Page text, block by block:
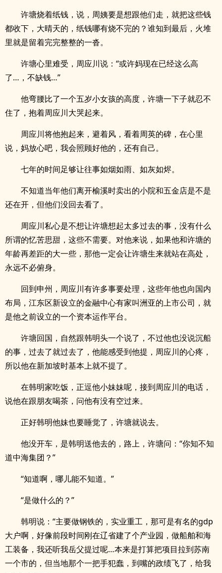
许塘烧着纸钱，说，周姨要是想跟他们走，就把这些钱
都收下，大晴天的，纸钱哪有烧不完的？谁知到最后，火堆
里就是留着完完整整的一沓。
许塘心里难受，周应川说：“或许妈现在已经这么高
了…，不缺钱…”
他弯腰比了一个五岁小女孩的高度，许塘一下子就忍不
住了，抱着周应川大哭起来。
周应川将他抱起来，避着风，看着周英的碑，在心里
说，妈放心吧，我会照顾好他的，还有自己。
七年的时间足够让往事如烟如雨、如灰如烬。
不知道当年他们离开榆溪时卖出的小院和五金店是不是
还在开，但他们没回去看了。
周应川私心是不想让许塘想起太多过去的事，没有什么
所谓的忆苦思甜，这些不需要。对他来说，如果他和许塘的
年龄再差距的大一些，那他一定会让许塘生来就站在高处，
永远不必俯身。
回到申州，周应川有许多事要处理，这些年他也向国内
布局，江东区新设立的金融中心有家叫洲亚的上市公司，就
是他之前设立的一个资本运作平台。
许塘回国，自然跟韩明头一个说了，不过他也没说沉船
的事，过去了就过去了，他能感受到他提，周应川的心疼，
所以他在新加坡时基本上就不提了。
在韩明家吃饭，正逗他小妹妹呢，接到周应川的电话，
说他在跟朋友喝茶，问他有没有空过来。
正好韩明他妹也要睡觉了，许塘就说去。
他没开车，是韩明送他去的，路上，许塘问：“你知不知
道中海集团？”
“知道啊，哪儿能不知道。”
“是做什么的？”
韩明说：“主要做钢铁的，实业重工，那可是有名的gdp
大户啊，好像前段时间刚在辽省建了个产业园，做船舶和海
工装备，我还听我岳父提过呢…本来是打算把项目拉到苏南
一个市的，但当地那个一把手犯蠢，到嘴的政绩飞了，给我